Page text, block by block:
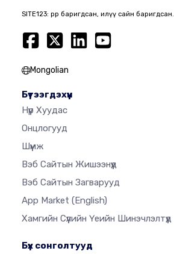
SITE123: өөрөөр баригдсан, илүү сайн баригдсан.
Mongolian
Бүтээгдэхүүн
Нүүр Хуудас
Онцлогууд
Шүүмж
Вэб Сайтын Жишээнүүд
Вэб Сайтын Загварууд
App Market (English)
Хамгийн Сүүлийн Үеийн Шинэчлэлтүүд
Бүх сонголтууд